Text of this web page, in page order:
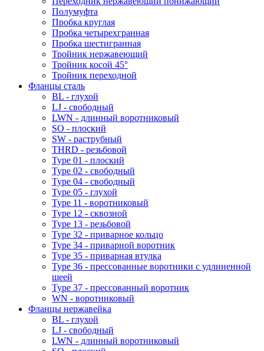
Полумуфта
Пробка круглая
Пробка четырехгранная
Пробка шестигранная
Тройник нержавеющий
Тройник косой 45°
Тройник переходной
Фланцы сталь
BL - глухой
LJ - свободный
LWN - длинный воротниковый
SO - плоский
SW - раструбный
THRD - резьбовой
Type 01 - плоский
Type 02 - свободный
Type 04 - свободный
Type 05 - глухой
Type 11 - воротниковый
Type 12 - сквозной
Type 13 - резьбовой
Type 32 - приварное кольцо
Type 34 - приварной воротник
Type 35 - приварная втулка
Type 36 - прессованные воротники с удлиненной
шеей
Type 37 - прессованный воротник
WN - воротниковый
Фланцы нержавейка
BL - глухой
LJ - свободный
LWN - длинный воротниковый